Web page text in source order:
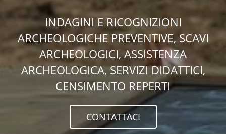
INDAGINI E RICOGNIZIONI
ARCHEOLOGICHE PREVENTIVE, SCAVI
ARCHEOLOGICI, ASSISTENZA
ARCHEOLOGICA, SERVIZI DIDATTICI,
CENSIMENTO REPERTI
CONTATTACI